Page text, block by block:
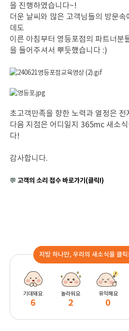
을 진행하였습니다~!
더운 날씨와 많은 고객님들의 방문
데도
이른 아침부터 영등포점의 파트너분
을 들어주셔서 뿌듯했습니다 :)
초고객만족을 향한 노력과 열정은
다음 지점은 어디일지 365mc 새소식
다!
감사합니다.
💬 고객의 소리 접수 바로가기(클릭!)
지방 하나만, 우리의 새소식을 클
기대돼요
6
놀라워요
2
유익해요
0